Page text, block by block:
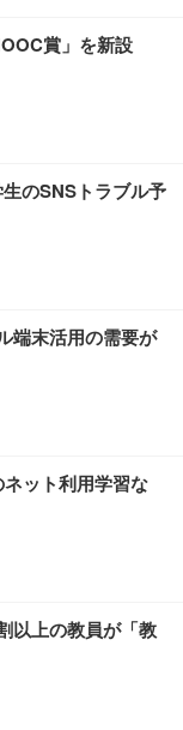
ーミング/勉強/事
ラック)
ェア 疲れない テレ
30度ロッキング機
ホワイト)
チェア 肘なし メ
付き 腰サポート ガ
ター付き コンパク
インチ 液晶モニタ
光沢 HDMI/DisplayP
】GRAPHT THE S
ゲーミン
量子ドット 残
) 【Amazon.co.jp
ヤマ ペットシーツ
超厚型 お徳用 レギ
定】
賞」を新設
のSNSトラブル予
端末活用の需要が
ット利用学習な
以上の教員が「教